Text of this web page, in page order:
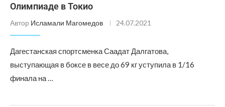
Олимпиаде в Токио
Автор Исламали Магомедов 24.07.2021
Дагестанская спортсменка Саадат Далгатова,
выступающая в боксе в весе до 69 кг уступила в 1/16
финала на …